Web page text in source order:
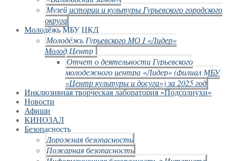
Музей истории и культуры Гурьевского городского
округа
Молодёжь МБУ ЦКД
Молодёжь Гурьевского МО I «Лидер»
Молод.Центр
Отчет о деятельности Гурьевского
молодежного центра «Лидер» (филиал МБУ
«Центр культуры и досуга») за 2025 год
Инклюзивная творческая лаборатория «Подсолнухи»
Новости
Афиши
КИНОЗАЛ
Безопасность
Дорожная безопасность
Пожарная безопасность